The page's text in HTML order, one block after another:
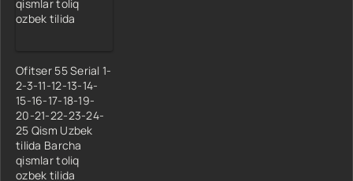
Ofitser 55 Serial 1-
2-3-11-12-13-14-
15-16-17-18-19-
20-21-22-23-24-
25 Qism Uzbek
tilida Barcha
qismlar toliq
ozbek tilida